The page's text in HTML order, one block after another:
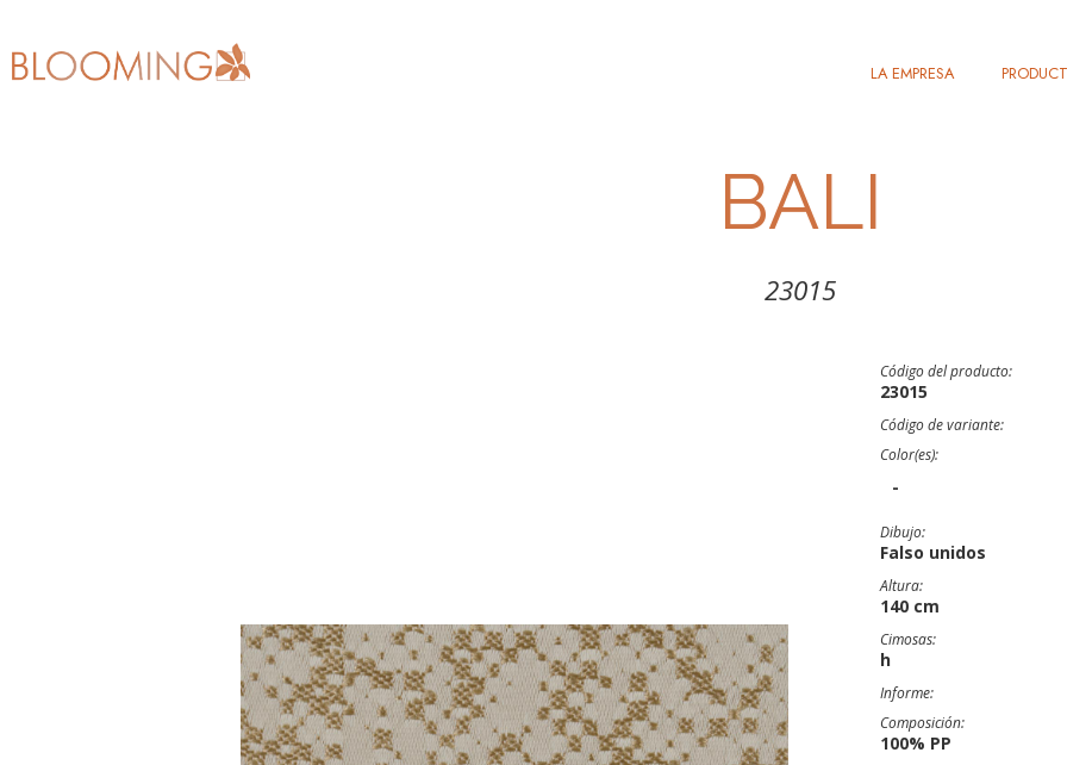
LA EMPRESA
BALI
23015
Código del producto:
23015
Código de variante:
Color(es):
-
Dibujo:
Falso unidos
Altura:
140 cm
Cimosas:
h
Informe:
Composición:
100% PP